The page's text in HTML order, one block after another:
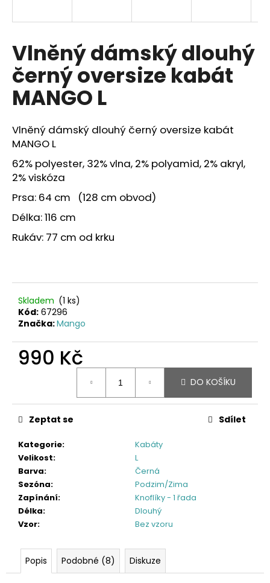
Vlněný dámský dlouhý
černý oversize kabát
MANGO L
Vlněný dámský dlouhý černý oversize kabát
MANGO L
62% polyester, 32% vlna, 2% polyamid, 2% akryl,
2% viskóza
Prsa: 64 cm (128 cm obvod)
Délka: 116 cm
Rukáv: 77 cm od krku
Skladem (1 ks)
Kód: 67296
Značka:Mango
990 Kč
DO KOŠÍKU
Kategorie:
Kabáty
Velikost:
L
Barva:
Černá
Sezóna:
Podzim/Zima
Zapínání:
Knoflíky - 1 řada
Délka:
Dlouhý
Vzor: Bez vzoru
Zeptat se Sdílet
Popis Podobné (8) Diskuze
í
t
?
HLEDAT